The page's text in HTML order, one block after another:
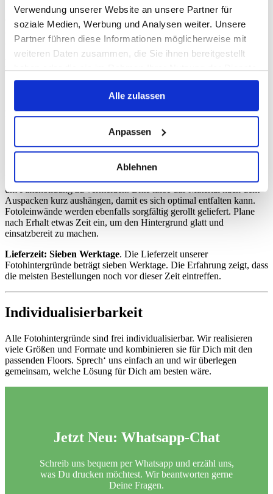
Verwendung unserer Website an unsere Partner für
soziale Medien, Werbung und Analysen weiter. Unsere
Partner führen diese Informationen möglicherweise mit
weiteren Daten zusammen, die Sie ihnen bereitgestellt
haben oder die sie im Rahmen Ihrer Nutzung der Dienste
gesammelt haben.
Alle zulassen
Anpassen
Ablehnen
Knicke zu vermeiden. Vinyl-Hintergründe werden idealerweise
aufgerollt und trocken gelagert. Fotoleinwände sollten ebenfalls
gerollt, jedoch mit einem Schutzpapier zwischen den Lagen,
gelagert werden, um Druckstellen zu vermeiden.
Hintergrundsystemen oder Klebeband befestigen. Achte bei Vinyl
auf eine glatte Aufhängung, um Lichtreflexe besser kontrollieren zu
können. Fotoleinwände profitieren von einer gleichmäßigen
Spannung, damit die Struktur zur Geltung kommt.
Versand & Lieferung
Unsere Fotohintergründe werden grundsätzlich gerollt versendet,
um Faltenbildung zu vermeiden. Bitte lasse das Material nach dem
Auspacken kurz aushängen, damit es sich optimal entfalten kann.
Fotoleinwände werden ebenfalls sorgfältig gerollt geliefert. Plane
nach Erhalt etwas Zeit ein, um den Hintergrund glatt und
einsatzbereit zu machen.
Lieferzeit: Sieben Werktage. Die Lieferzeit unserer
Fotohintergründe beträgt sieben Werktage. Die Erfahrung zeigt, dass
die meisten Bestellungen noch vor dieser Zeit eintreffen.
Individualisierbarkeit
Alle Fotohintergründe sind frei individualisierbar. Wir realisieren
viele Größen und Formate und kombinieren sie für Dich mit den
passenden Floors. Sprech‘ uns einfach an und wir überlegen
gemeinsam, welche Lösung für Dich am besten wäre.
Jetzt Neu: Whatsapp-Chat
Schreib uns bequem per Whatsapp und erzähl uns,
was Du drucken möchtest. Wir beantworten gerne
Deine Fragen.